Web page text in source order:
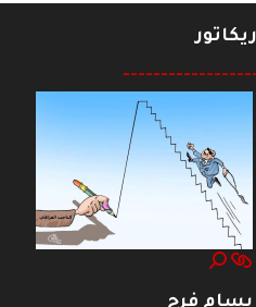
بسام فرج